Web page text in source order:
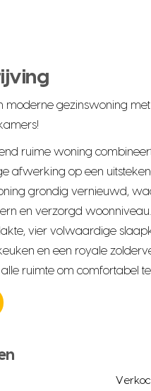
moderne gezinswoning
ruime woning
afwerking op een
grondig vernieuwd,
en verzorgd woonniveau.
vier volwaardige
en een royale
ruimte om comfortabel